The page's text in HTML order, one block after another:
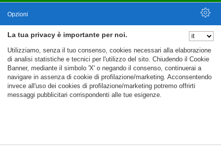
Tel. 0871 540063
PRIVACY
Note Legali
Policy
Cookie Policy
La tua privacy è importante per noi.
Utilizziamo, senza il tuo consenso, cookies necessari alla elaborazione
di analisi statistiche e tecnici per l'utilizzo del sito. Chiudendo il Cookie
Banner, mediante il simbolo 'X' o negando il consenso, continuerai a
navigare in assenza di cookie di profilazione/marketing. Acconsentendo
invece all'uso dei cookies di profilazione/marketing potremo offrirti
messaggi pubblicitari corrispondenti alle tue esigenze.
Opzioni
Nascondi Opzioni